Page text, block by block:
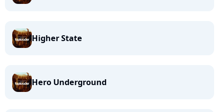
Higher State
Hero Underground